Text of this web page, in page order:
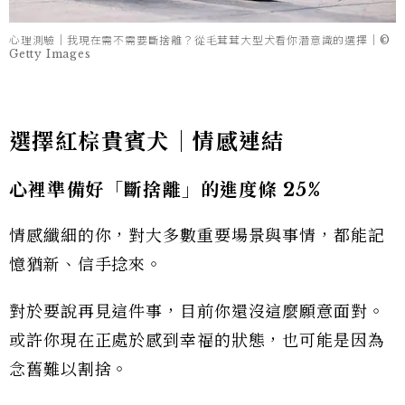
心理測驗｜我現在需不需要斷捨離？從毛茸茸大型犬看你潛意識的選擇｜©
Getty Images
選擇紅棕貴賓犬 ｜情感連結
心裡準備好「斷捨離」的進度條 25%
情感纖細的你，對大多數重要場景與事情，都能記
憶猶新、信手捻來。
對於要說再見這件事，目前你還沒這麼願意面對。
或許你現在正處於感到幸福的狀態，也可能是因為
念舊難以割捨。